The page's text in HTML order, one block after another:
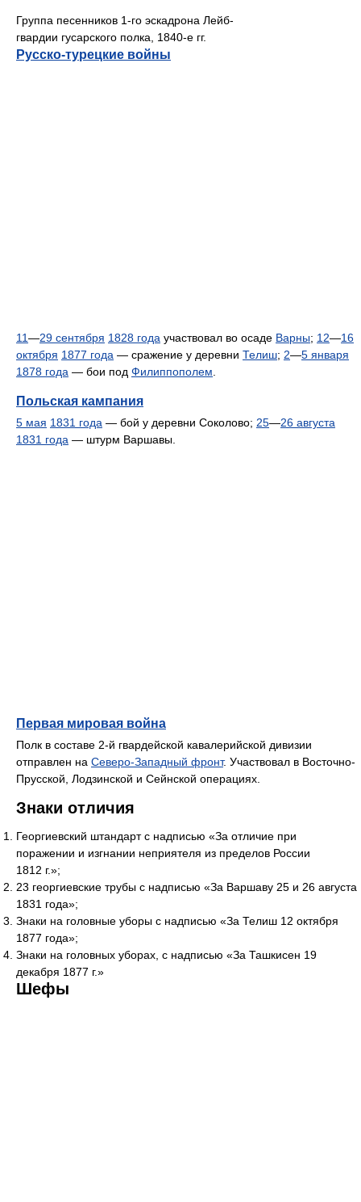
Группа песенников 1-го эскадрона Лейб-
гвардии гусарского полка, 1840-е гг.
Русско-турецкие войны
11—29 сентября 1828 года участвовал во осаде Варны; 12—16
октября 1877 года — сражение у деревни Телиш; 2—5 января
1878 года — бои под Филиппополем
Польская кампания
5 мая 1831 года — бой у деревни Соколово; 25—26 августа
1831 года — штурм Варшавы.
Первая мировая война
Полк в составе 2-й гвардейской кавалерийской дивизии
отправлен на Северо-Западный фронт. Участвовал в Восточно-
Прусской, Лодзинской и Сейнской операциях.
Знаки отличия
Георгиевский штандарт с надписью «За отличие при
поражении и изгнании неприятеля из пределов России
1812 г.»;
23 георгиевские трубы с надписью «За Варшаву 25 и 26 августа
1831 года»;
Знаки на головные уборы с надписью «За Телиш 12 октября
1877 года»;
Знаки на головных уборах, с надписью «За Ташкисен 19
декабря 1877 г.»
Шефы